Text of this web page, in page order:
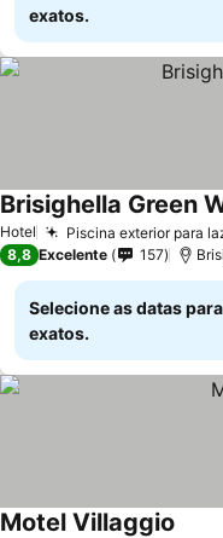
exatos.
Hotel Piscina exterior para
Brisighella Green
8,8 Excelente 157
Selecione as datas
exatos.
Motel Villaggio